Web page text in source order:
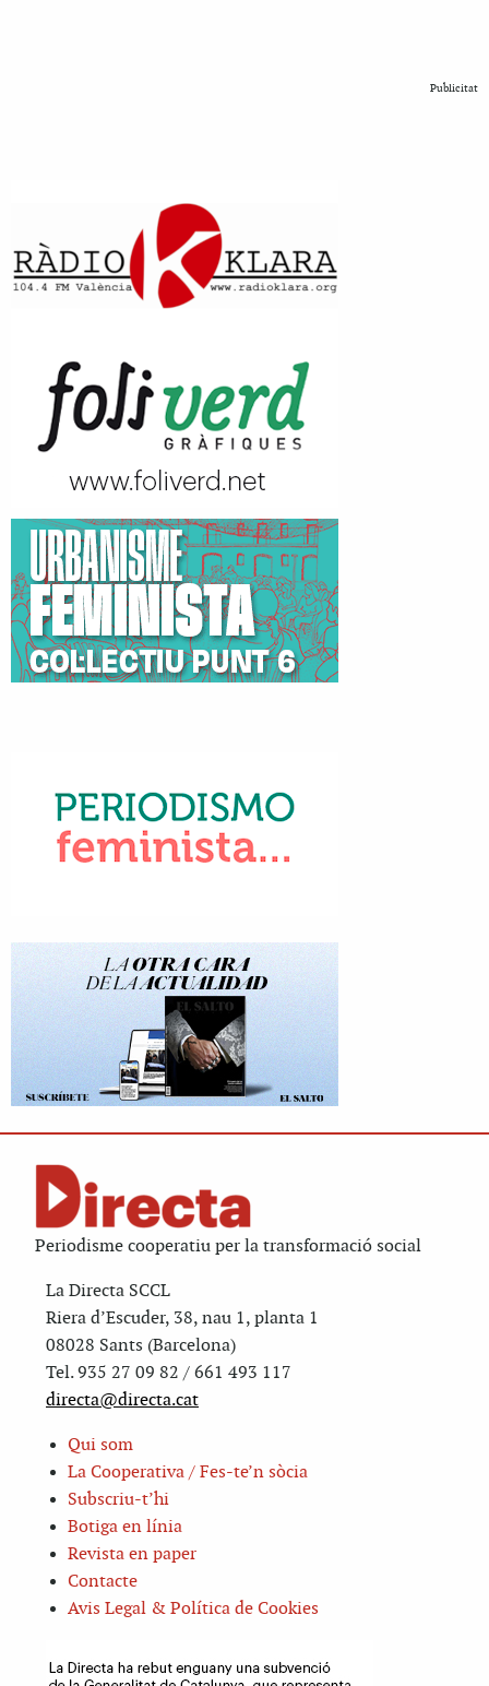
Publicitat
Periodisme cooperatiu per la transformació social
La Directa SCCL
Riera d’Escuder, 38, nau 1, planta 1
08028 Sants (Barcelona)
Tel. 935 27 09 82 / 661 493 117
directa@directa.cat
Qui som
La Cooperativa / Fes-te’n sòcia
Subscriu-t’hi
Botiga en línia
Revista en paper
Contacte
Avis Legal & Política de Cookies